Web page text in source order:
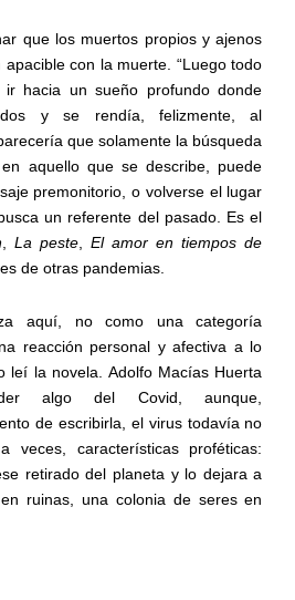
que los muertos propios y ajenos
con la muerte. “Luego todo
hacia un sueño profundo donde
y se rendía, felizmente, al
que solamente la búsqueda
aquello que se describe, puede
premonitorio, o volverse el lugar
un referente del pasado. Es el
, La peste ,El amor en tiempos de
de otras pandemias.
aquí, no como una categoría
reacción personal y afectiva a lo
leí la novela. Adolfo Macías Huerta
algo del Covid, aunque,
de escribirla, el virus todavía no
características proféticas:
retirado del planeta y lo dejara a
ruinas, una colonia de seres en